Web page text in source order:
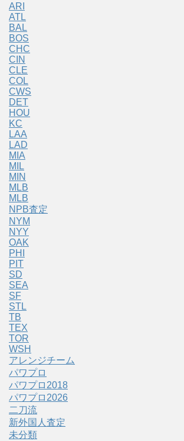
ARI
ATL
BAL
BOS
CHC
CIN
CLE
COL
CWS
DET
HOU
KC
LAA
LAD
MIA
MIL
MIN
MLB
MLB
NPB査定
NYM
NYY
OAK
PHI
PIT
SD
SEA
SF
STL
TB
TEX
TOR
WSH
アレンジチーム
パワプロ
パワプロ2018
パワプロ2026
二刀流
新外国人査定
未分類